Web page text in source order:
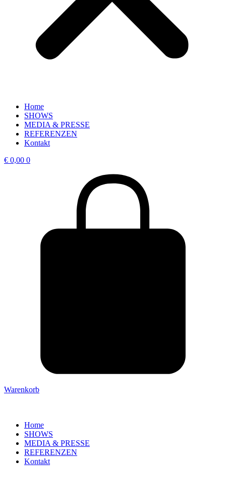
Home
SHOWS
MEDIA & PRESSE
REFERENZEN
Kontakt
€ 0,00 0
Warenkorb
Home
SHOWS
MEDIA & PRESSE
REFERENZEN
Kontakt